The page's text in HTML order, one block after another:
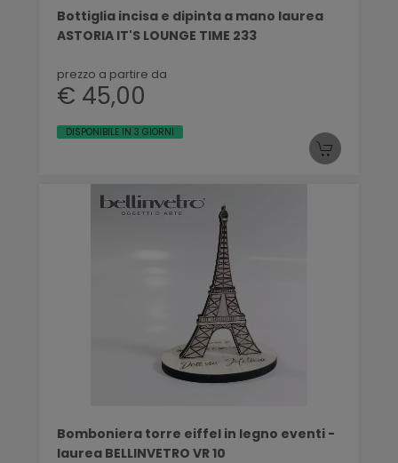
Bottiglia incisa e dipinta a mano laurea
ASTORIA IT'S LOUNGE TIME 233
prezzo a partire da
€ 45,00
DISPONIBILE IN 3 GIORNI
Bomboniera torre eiffel in legno eventi -
laurea BELLINVETRO VR 10